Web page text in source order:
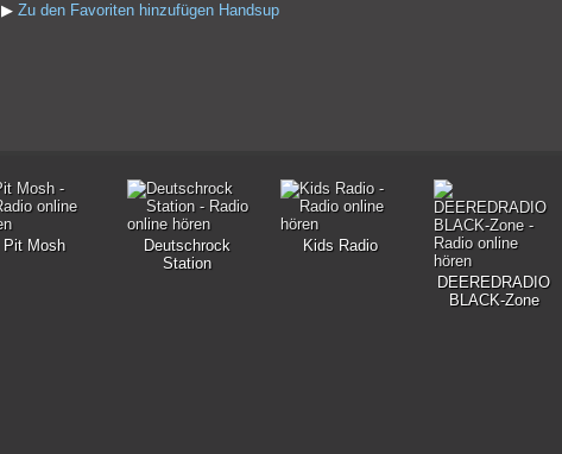
▶ Zu den Favoriten hinzufügen Handsup
Pit Mosh
Deutschrock
Station
Kids Radio
DEEREDRADIO
BLACK-Zone